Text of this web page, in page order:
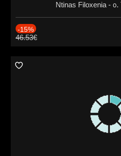
Ntinas Filoxenia - о.
-15%
46.53€